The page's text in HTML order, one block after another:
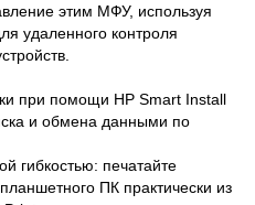
этим МФУ, используя
удаленного контроля
при помощи HP Smart Install
и обмена данными по
гибкостью: печатайте
ПК практически из